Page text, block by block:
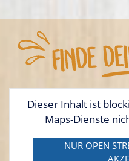
Dieser Inhalt ist
Maps-Dienste
NUR OPEN